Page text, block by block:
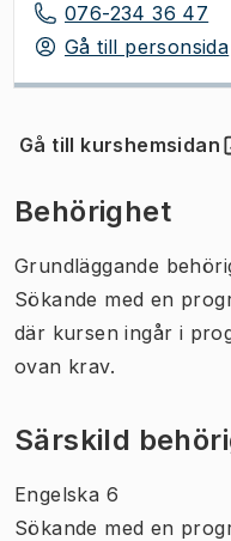
076-234 36 47
Gå till personsida
Gå till kurshemsidan
(Öppnas i ny flik)
Behörighet
Grundläggande
Sökande med en
där kursen ingår i
ovan krav.
Särskild
Engelska 6
Sökande med en